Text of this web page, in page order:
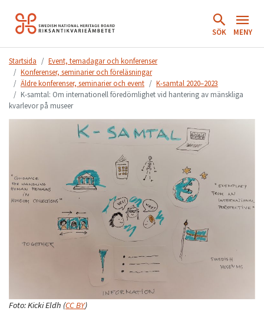
Hoppa
till
SÖK MENY
Startsida
Event, temadagar och konferenser
Konferenser, seminarier och föreläsningar
Äldre konferenser, seminarier och event
K-samtal 2020–2023
K-samtal: Om internationell föredömlighet vid hantering av mänskliga
kvarlevor på museer
Foto:Kicki Eldh (CC BY)